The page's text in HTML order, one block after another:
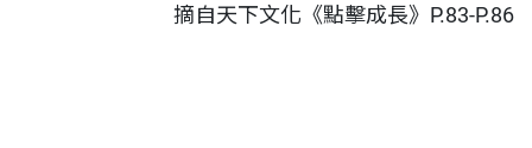
摘自天下文化《點擊成長》P.83-P.86